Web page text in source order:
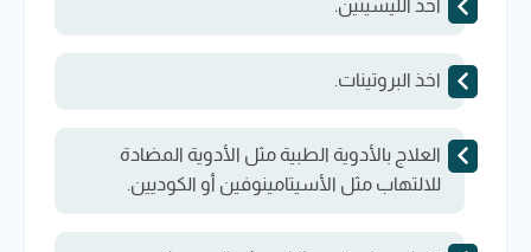
أخذ الليسيثين.
اخذ البروتينات.
العلاج بالأدوية الطبية مثل الأدوية المضادة
للالتهاب مثل الأسيتامينوفين أو الكوديين.